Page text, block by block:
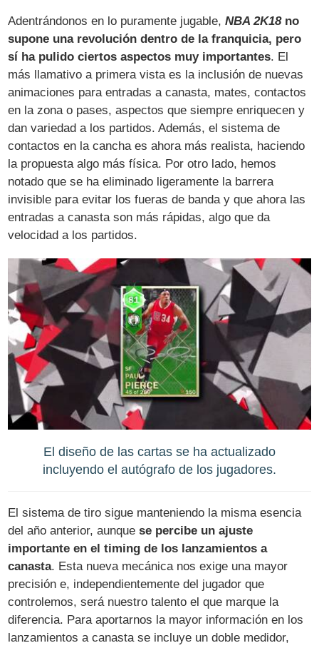
Adentrándonos en lo puramente jugable,NBA 2K18no
supone una revolución dentro de la franquicia, pero
sí ha pulido ciertos aspectos muy importantes. El
más llamativo a primera vista es la inclusión de nuevas
animaciones para entradas a canasta, mates, contactos
en la zona o pases, aspectos que siempre enriquecen y
dan variedad a los partidos. Además, el sistema de
contactos en la cancha es ahora más realista, haciendo
la propuesta algo más física. Por otro lado, hemos
notado que se ha eliminado ligeramente la barrera
invisible para evitar los fueras de banda y que ahora las
entradas a canasta son más rápidas, algo que da
velocidad a los partidos.
El diseño de las cartas se ha actualizado
incluyendo el autógrafo de los jugadores.
El sistema de tiro sigue manteniendo la misma esencia
del año anterior, aunquese percibe un ajuste
importante en el timing de los lanzamientos a
canasta. Esta nueva mecánica nos exige una mayor
precisión e, independientemente del jugador que
controlemos, será nuestro talento el que marque la
diferencia. Para aportarnos la mayor información en los
lanzamientos a canasta se incluye un doble medidor,